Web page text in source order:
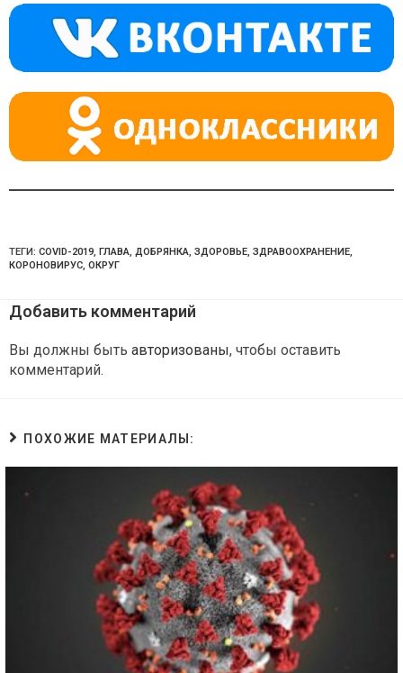
a
ss
ni
ki
m p
p
ТЕГИ: COVID-2019, ГЛАВА, ДОБРЯНКА, ЗДОРОВЬЕ, ЗДРАВООХРАНЕНИЕ,
КОРОНОВИРУС, ОКРУГ
Добавить комментарий
Вы должны быть авторизованы, чтобы оставить
комментарий.
ПОХОЖИЕ МАТЕРИАЛЫ: